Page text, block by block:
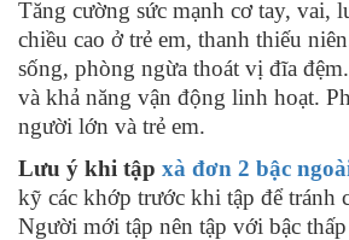
Tăng cường sức mạnh cơ tay, vai,
chiều cao ở trẻ em, thanh thiếu
sống, phòng ngừa thoát vị đĩa
và khả năng vận động linh hoạt.
người lớn và trẻ em.
Lưu ý khi tập xà đơn 2 bậc
kỹ các khớp trước khi tập để tránh
Người mới tập nên tập với bậc